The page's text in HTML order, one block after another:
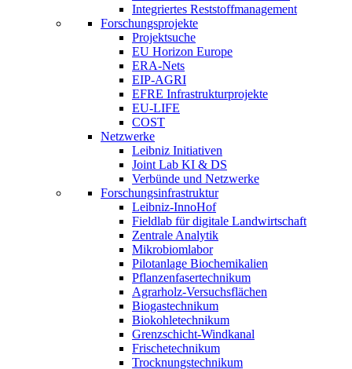
Integriertes Reststoffmanagement
Forschungsprojekte
Projektsuche
EU Horizon Europe
ERA-Nets
EIP-AGRI
EFRE Infrastrukturprojekte
EU-LIFE
COST
Netzwerke
Leibniz Initiativen
Joint Lab KI & DS
Verbünde und Netzwerke
Forschungsinfrastruktur
Leibniz-InnoHof
Fieldlab für digitale Landwirtschaft
Zentrale Analytik
Mikrobiomlabor
Pilotanlage Biochemikalien
Pflanzenfasertechnikum
Agrarholz-Versuchsflächen
Biogastechnikum
Biokohletechnikum
Grenzschicht-Windkanal
Frischetechnikum
Trocknungstechnikum